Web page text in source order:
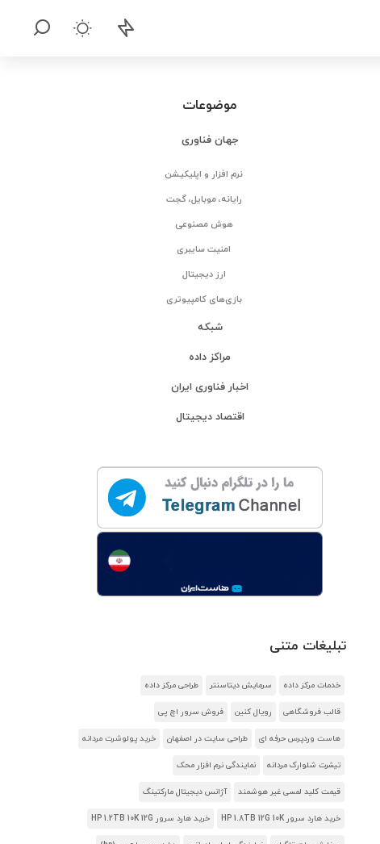
موضوعات
جهان فناوری
نرم افزار و اپلیکیشن
رایانه، موبایل، گجت
هوش مصنوعی
امنیت سایبری
ارز دیجیتال
بازی‌های کامپیوتری
شبکه
مراکز داده
اخبار فناوری ایران
اقتصاد دیجیتال
تبلیغات متنی
خدمات مرکز داده سرمایش دیتاسنتر طراحی مرکز داده
قالب فروشگاهی رویال کنین فروش سرور اچ پی
هاست وردپرس حرفه ای طراحی سایت در اصفهان خرید پولوشرت مردانه
تیشرت شلوارک مردانه نمایندگی نرم افزار محک
قیمت کلید لمسی غیر هوشمند آژانس دیجیتال مارکتینگ
خرید هارد سرور HP 1.8TB 12G 10K خرید هارد سرور HP 1.2TB 10K 12G